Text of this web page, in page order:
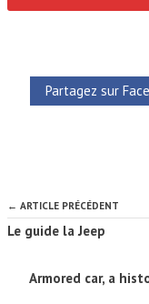
Partagez sur
← ARTICLE PRÉCÉDENT
Le guide la Jeep
Armored car, a